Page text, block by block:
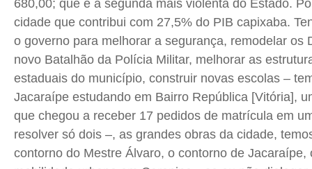
680,00; que é a segunda mais violenta do Estado.
cidade que contribui com 27,5% do PIB capixaba.
o governo para melhorar a segurança, remodelar os
novo Batalhão da Polícia Militar, melhorar as
estaduais do município, construir novas escolas –
Jacaraípe estudando em Bairro República [Vitória],
que chegou a receber 17 pedidos de matrícula em
resolver só dois –, as grandes obras da cidade,
contorno do Mestre Álvaro, o contorno de Jacaraípe,